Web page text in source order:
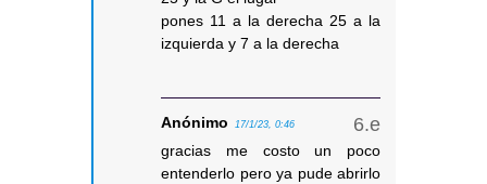
pones 11 a la derecha 25 a la
izquierda y 7 a la derecha
Anónimo 17/1/23, 0:46
gracias me costo un poco
entenderlo pero ya pude abrirlo